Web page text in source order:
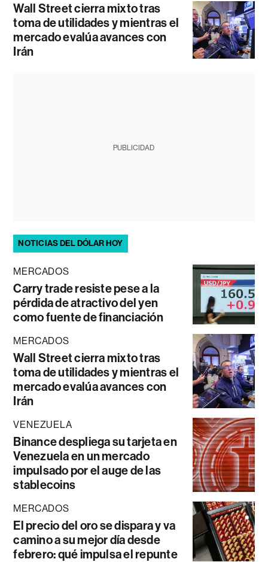
Wall Street cierra mixto tras
toma de utilidades y mientras el
mercado evalúa avances con
Irán
PUBLICIDAD
NOTICIAS DEL DÓLAR HOY
MERCADOS
Carry trade resiste pese a la
pérdida de atractivo del yen
como fuente de financiación
MERCADOS
Wall Street cierra mixto tras
toma de utilidades y mientras el
mercado evalúa avances con
Irán
VENEZUELA
Binance despliega su tarjeta en
Venezuela en un mercado
impulsado por el auge de las
stablecoins
MERCADOS
El precio del oro se dispara y va
camino a su mejor día desde
febrero: qué impulsa el repunte